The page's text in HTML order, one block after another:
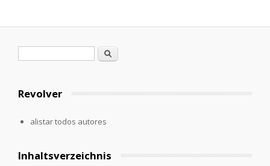
Formulario de búsqueda
Buscar
Revolver
alistar todos autores
Inhaltsverzeichnis